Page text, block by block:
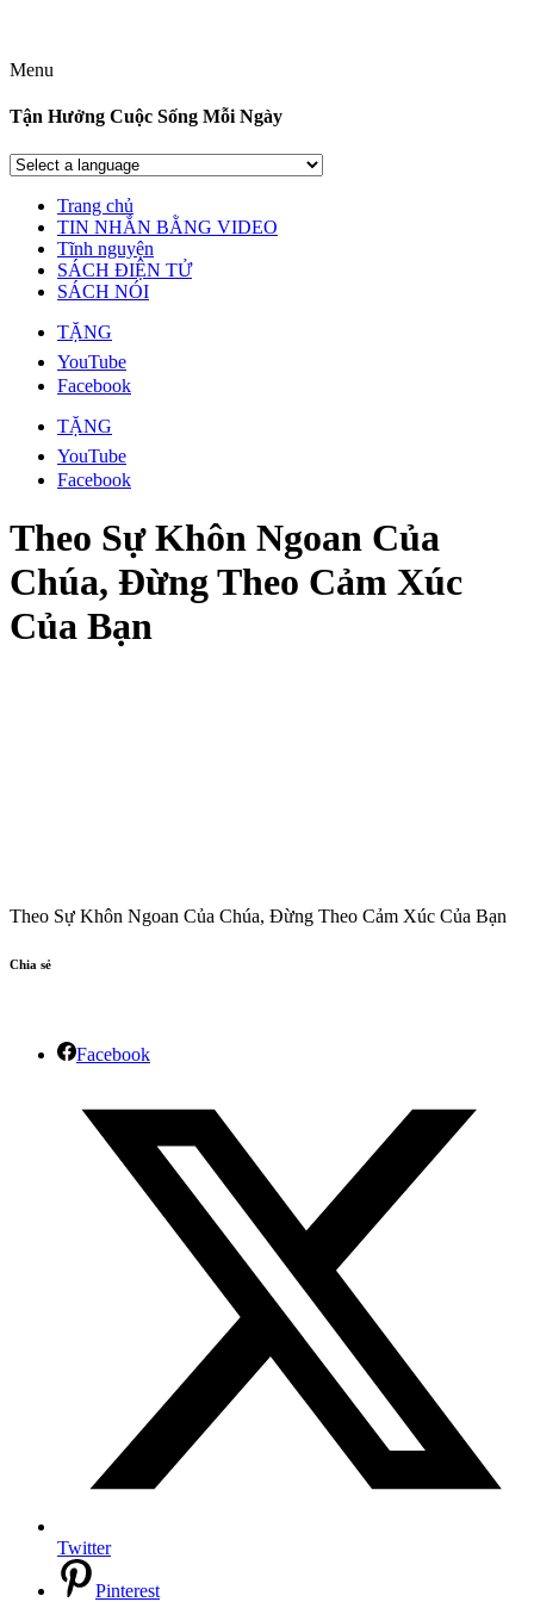
Menu
Tận Hưởng Cuộc Sống Mỗi Ngày
Trang chủ
TIN NHẮN BẰNG VIDEO
Tĩnh nguyện
SÁCH ĐIỆN TỬ
SÁCH NÓI
TẶNG
YouTube
Facebook
TẶNG
YouTube
Facebook
Theo Sự Khôn Ngoan Của
Chúa, Đừng Theo Cảm Xúc
Của Bạn
Theo Sự Khôn Ngoan Của Chúa, Đừng Theo Cảm Xúc Của Bạn
Chia sẻ
Facebook
Twitter
Pinterest